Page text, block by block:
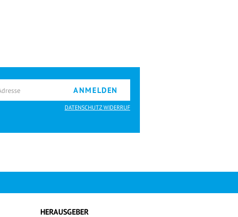
ANMELDEN
DATENSCHUTZ WIDERRUF
HERAUSGEBER